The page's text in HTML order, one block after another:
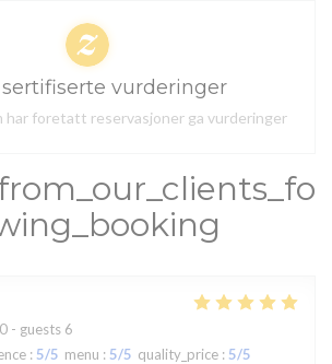
- guests 6
: 5/5 menu : 5/5 quality_price : 5/5
sertifiserte vurderinger
har foretatt reservasjoner ga vurderinger